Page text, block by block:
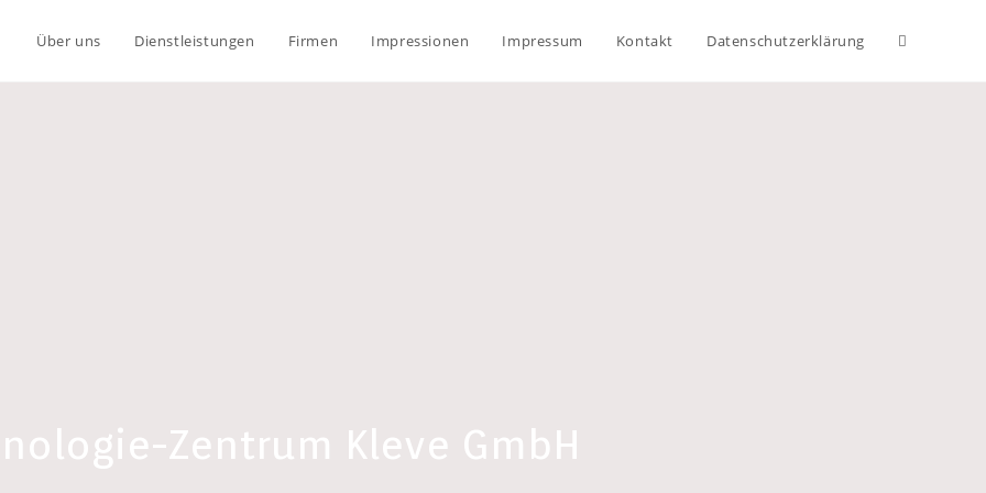
Über uns Dienstleistungen Firmen Impressionen Impressum Kontakt Datenschutzerklärung
Zentrum Kleve GmbH